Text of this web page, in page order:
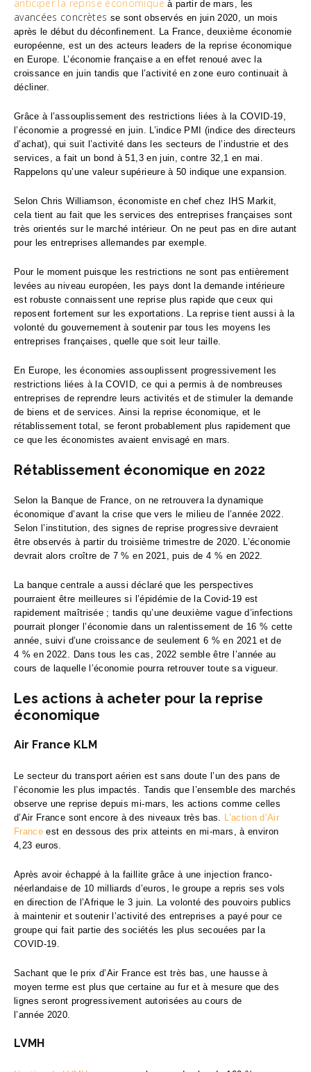
anticiper la reprise économique à partir de mars, les
avancées concrètes se sont observés en juin 2020, un mois
après le début du déconfinement. La France, deuxième économie
européenne, est un des acteurs leaders de la reprise économique
en Europe. L’économie française a en effet renoué avec la
croissance en juin tandis que l’activité en zone euro continuait à
décliner.
Grâce à l’assouplissement des restrictions liées à la COVID-19,
l’économie a progressé en juin. L’indice PMI (indice des directeurs
d’achat), qui suit l’activité dans les secteurs de l’industrie et des
services, a fait un bond à 51,3 en juin, contre 32,1 en mai.
Rappelons qu’une valeur supérieure à 50 indique une expansion.
Selon Chris Williamson, économiste en chef chez IHS Markit,
cela tient au fait que les services des entreprises françaises sont
très orientés sur le marché intérieur. On ne peut pas en dire autant
pour les entreprises allemandes par exemple.
Pour le moment puisque les restrictions ne sont pas entièrement
levées au niveau européen, les pays dont la demande intérieure
est robuste connaissent une reprise plus rapide que ceux qui
reposent fortement sur les exportations. La reprise tient aussi à la
volonté du gouvernement à soutenir par tous les moyens les
entreprises françaises, quelle que soit leur taille.
En Europe, les économies assouplissent progressivement les
restrictions liées à la COVID, ce qui a permis à de nombreuses
entreprises de reprendre leurs activités et de stimuler la demande
de biens et de services. Ainsi la reprise économique, et le
rétablissement total, se feront probablement plus rapidement que
ce que les économistes avaient envisagé en mars.
Rétablissement économique en 2022
Selon la Banque de France, on ne retrouvera la dynamique
économique d’avant la crise que vers le milieu de l’année 2022.
Selon l’institution, des signes de reprise progressive devraient
être observés à partir du troisième trimestre de 2020. L’économie
devrait alors croître de 7 % en 2021, puis de 4 % en 2022.
La banque centrale a aussi déclaré que les perspectives
pourraient être meilleures si l’épidémie de la Covid-19 est
rapidement maîtrisée ; tandis qu’une deuxième vague d’infections
pourrait plonger l’économie dans un ralentissement de 16 % cette
année, suivi d’une croissance de seulement 6 % en 2021 et de
4 % en 2022. Dans tous les cas, 2022 semble être l’année au
cours de laquelle l’économie pourra retrouver toute sa vigueur.
Les actions à acheter pour la reprise
économique
Air France KLM
Le secteur du transport aérien est sans doute l’un des pans de
l’économie les plus impactés. Tandis que l’ensemble des marchés
observe une reprise depuis mi-mars, les actions comme celles
d’Air France sont encore à des niveaux très bas. L’action d’Air
France est en dessous des prix atteints en mi-mars, à environ
4,23 euros.
Après avoir échappé à la faillite grâce à une injection franco-
néerlandaise de 10 milliards d’euros, le groupe a repris ses vols
en direction de l’Afrique le 3 juin. La volonté des pouvoirs publics
à maintenir et soutenir l’activité des entreprises a payé pour ce
groupe qui fait partie des sociétés les plus secouées par la
COVID-19.
Sachant que le prix d’Air France est très bas, une hausse à
moyen terme est plus que certaine au fur et à mesure que des
lignes seront progressivement autorisées au cours de
l’année 2020.
LVMH